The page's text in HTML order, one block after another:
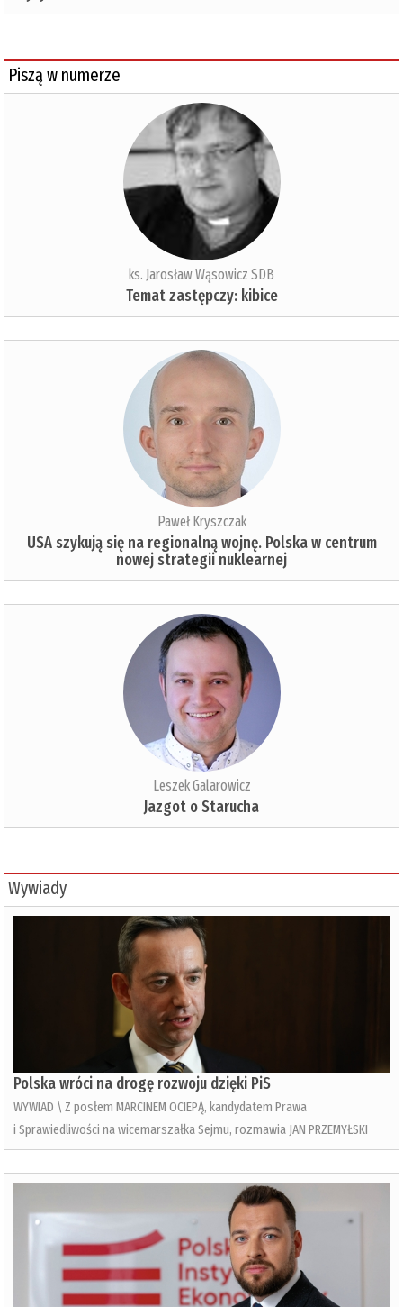
Piszą w numerze
ks. Jarosław Wąsowicz SDB
Temat zastępczy: kibice
Paweł Kryszczak
USA szykują się na regionalną wojnę. Polska w centrum
nowej strategii nuklearnej
Leszek Galarowicz
Jazgot o Starucha
Wywiady
Polska wróci na drogę rozwoju dzięki PiS
WYWIAD \ Z posłem MARCINEM OCIEPĄ, kandydatem Prawa
i Sprawiedliwości na wicemarszałka Sejmu, rozmawia JAN PRZEMYŁSKI